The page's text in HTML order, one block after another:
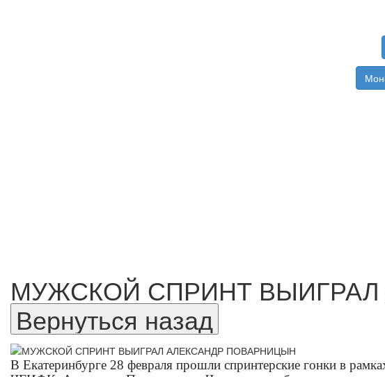
МУЖСКОЙ СПРИНТ
В Екатеринбурге 28 февраля прошли спринтерские гонки в